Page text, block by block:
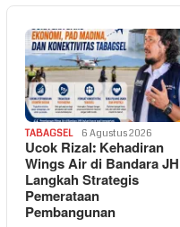
TABAGSEL 6 Agustus 2026
Ucok Rizal: Kehadiran
Wings Air di Bandara
Langkah Strategis
Pemerataan
Pembangunan